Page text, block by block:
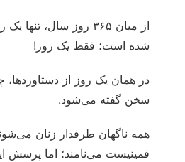
از میان ۳۶۵ روز سال،
شده است؛ فقط یک روز!
در همان یک روز از دستاوردها،
سخن گفته می‌شود.
همه ناگهان طرفدار زنان
فمینیست می‌نامند؛ اما پرسش